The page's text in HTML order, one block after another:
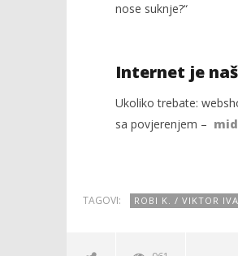
nose suknje?“
Internet je
Ukoliko trebate:
sa povjerenjem –
TAGOVI: ROBI K. / VIKTOR